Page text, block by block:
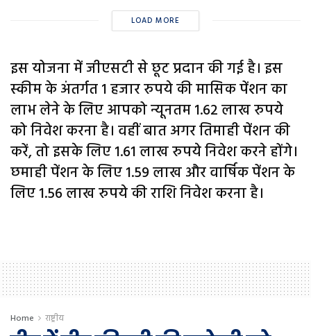
LOAD MORE
इस योजना में जीएसटी से छूट प्रदान की गई है। इस
स्कीम के अंतर्गत 1 हजार रुपये की मासिक पेंशन का
लाभ लेने के लिए आपको न्यूनतम 1.62 लाख रुपये
को निवेश करना है। वहीं बात अगर तिमाही पेंशन की
करें, तो इसके लिए 1.61 लाख रुपये निवेश करने होंगे।
छमाही पेंशन के लिए 1.59 लाख और वार्षिक पेंशन के
लिए 1.56 लाख रुपये की राशि निवेश करना है।
Home राष्ट्रीय